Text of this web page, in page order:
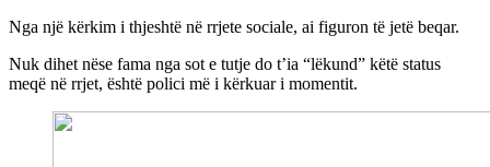
Nga një kërkim i thjeshtë në rrjete sociale, ai figuron të jetë beqar.
Nuk dihet nëse fama nga sot e tutje do t’ia “lëkund” këtë status
meqë në rrjet, është polici më i kërkuar i momentit.